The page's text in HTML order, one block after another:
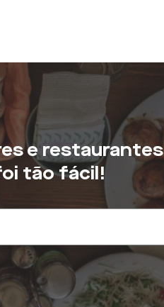
e restaurantes
tão fácil!